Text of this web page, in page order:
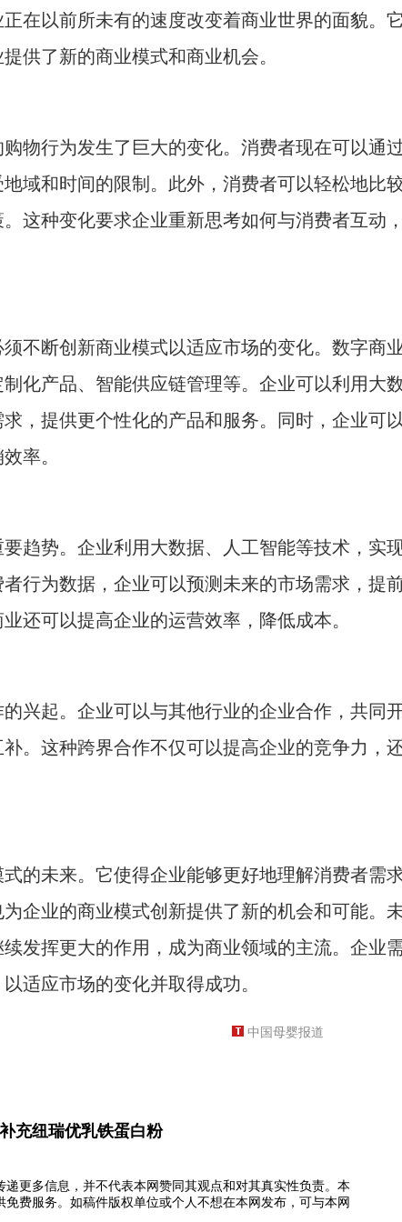
以前所未有的速度改变着商业世界的面貌。
供了新的商业模式和商业机会。
行为发生了巨大的变化。消费者现在可以通
域和时间的限制。此外，消费者可以轻松地比
这种变化要求企业重新思考如何与消费者互动
断创新商业模式以适应市场的变化。数字商
化产品、智能供应链管理等。企业可以利用大
，提供更个性化的产品和服务。同时，企业可
率。
势。企业利用大数据、人工智能等技术，实
行为数据，企业可以预测未来的市场需求，提
还可以提高企业的运营效率，降低成本。
起。企业可以与其他行业的企业合作，共同
。这种跨界合作不仅可以提高企业的竞争力，
未来。它使得企业能够更好地理解消费者需
企业的商业模式创新提供了新的机会和可能。未
发挥更大的作用，成为商业领域的主流。企业
适应市场的变化并取得成功。
中国母婴报道
充纽瑞优乳铁蛋白粉
更多信息，并不代表本网赞同其观点和对其真实性负责。本
费服务。如稿件版权单位或个人不想在本网发布，可与本网